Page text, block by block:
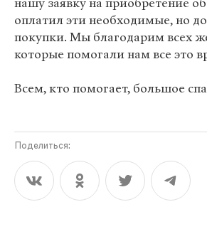
оплатил эти необходимые, но
покупки. Мы благодарим всех
которые помогали нам все это
Всем, кто помогает, большое
Поделиться: